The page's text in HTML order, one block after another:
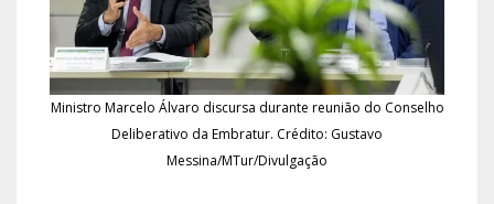
Ministro Marcelo Álvaro discursa durante reunião do Conselho
Deliberativo da Embratur. Crédito: Gustavo
Messina/MTur/Divulgação